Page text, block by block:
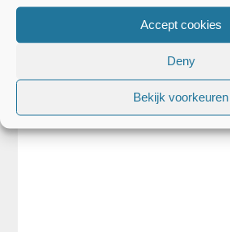
Accept cookies
Deny
Bekijk voorkeuren